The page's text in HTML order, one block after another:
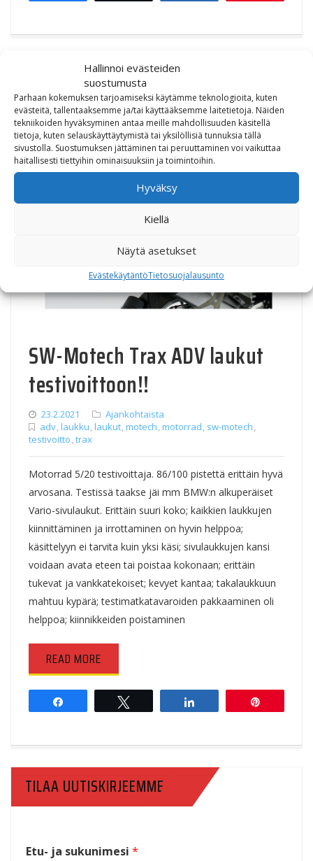
Hallinnoi evästeiden
suostumusta
Parhaan kokemuksen tarjoamiseksi käytämme teknologioita, kuten
evästeitä, tallentaaksemme ja/tai käyttääksemme laitetietoja. Näiden
tekniikoiden hyväksyminen antaa meille mahdollisuuden käsitellä
tietoja, kuten selauskäyttäytymistä tai yksilöllisiä tunnuksia tällä
sivustolla. Suostumuksen jättäminen tai peruuttaminen voi vaikuttaa
haitallisesti tiettyihin ominaisuuksiin ja toimintoihin.
Hyväksy
Kiellä
Näytä asetukset
EvästekäytäntöTietosuojalausunto
SW-Motech Trax ADV laukut
testivoittoon!!
23.2.2021
Ajankohtaista
adv,laukku,laukut,motech,motorrad, sw-motech,
testivoitto,trax
Motorrad 5/20 testivoittaja. 86/100 pistettä erittäin hyvä
arvosana. Testissä taakse jäi mm BMW:n alkuperäiset
Vario-sivulaukut. Erittäin suuri koko; kaikkien laukkujen
kiinnittäminen ja irrottaminen on hyvin helppoa;
käsittelyyn ei tarvita kuin yksi käsi; sivulaukkujen kansi
voidaan avata eteen tai poistaa kokonaan; erittäin
tukevat ja vankkatekoiset; kevyet kantaa; takalaukkuun
mahtuu kypärä; testimatkatavaroiden pakkaaminen oli
helppoa; kiinnikkeiden poistaminen
READ MORE
TILAA UUTISKIRJEEMME
Etu- ja sukunimesi *